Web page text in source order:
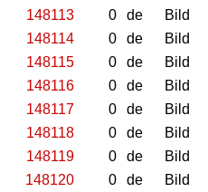
148113
0 de Bild
148114
0 de Bild
148115
0 de Bild
148116
0 de Bild
148117
0 de Bild
148118
0 de Bild
148119
0 de Bild
148120
0 de Bild